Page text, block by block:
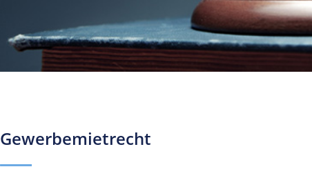
Gewerbemietrecht